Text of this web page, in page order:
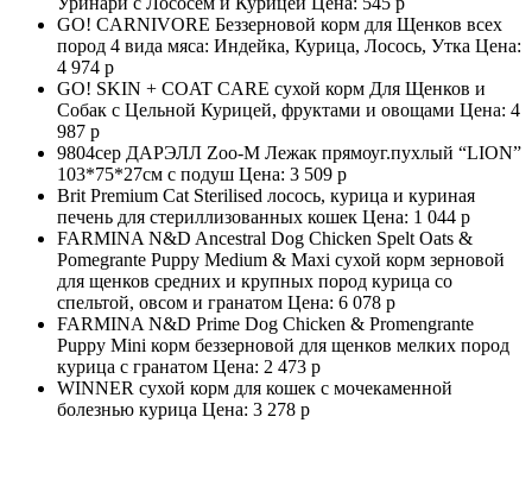
GO! CARNIVORE Беззерновой корм для Щенков всех
пород 4 вида мяса: Индейка, Курица, Лосось, Утка Цена:
4 974 р
GO! SKIN + COAT CARE сухой корм Для Щенков и
Собак с Цельной Курицей, фруктами и овощами Цена: 4
987 р
9804сер ДАРЭЛЛ Zoo-M Лежак прямоуг.пухлый “LION”
103*75*27см с подуш Цена: 3 509 р
Brit Premium Cat Sterilised лосось, курица и куриная
печень для стериллизованных кошек Цена: 1 044 р
FARMINA N&D Ancestral Dog Chicken Spelt Oats &
Pomegrante Puppy Medium & Maxi сухой корм зерновой
для щенков средних и крупных пород курица со
спельтой, овсом и гранатом Цена: 6 078 р
FARMINA N&D Prime Dog Chicken & Promengrante
Puppy Mini корм беззерновой для щенков мелких пород
курица с гранатом Цена: 2 473 р
WINNER сухой корм для кошек с мочекаменной
болезнью курица Цена: 3 278 р